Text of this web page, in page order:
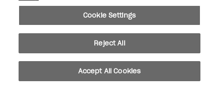
個人情報を共有または販売しないでください
© Copyright 2024, Wella Operations US LLC, 無断複写・転載を禁じます。
Cookie Settings
Reject All
Accept All Cookies